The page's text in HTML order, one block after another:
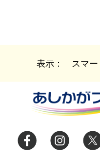
表示： スマ